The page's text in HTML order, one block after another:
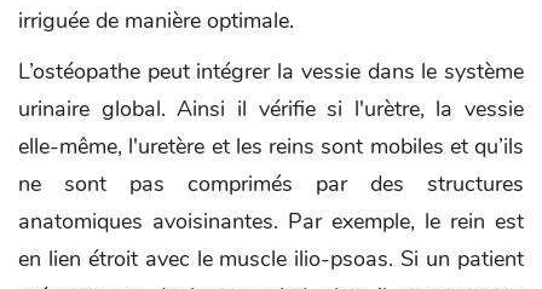
irriguée de manière optimale.
L’ostéopathe peut intégrer la vessie dans le système
urinaire global. Ainsi il vérifie si l'urètre, la vessie
elle-même, l'uretère et les reins sont mobiles et qu’ils
ne sont pas comprimés par des structures
anatomiques avoisinantes. Par exemple, le rein est
en lien étroit avec le muscle ilio-psoas. Si un patient